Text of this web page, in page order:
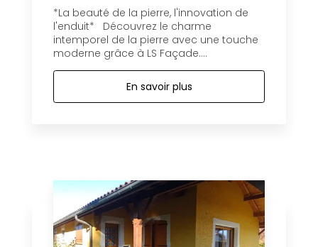
*La beauté de la pierre, l'innovation de
l'enduit* Découvrez le charme
intemporel de la pierre avec une touche
moderne grâce à LS Façade....
En savoir plus